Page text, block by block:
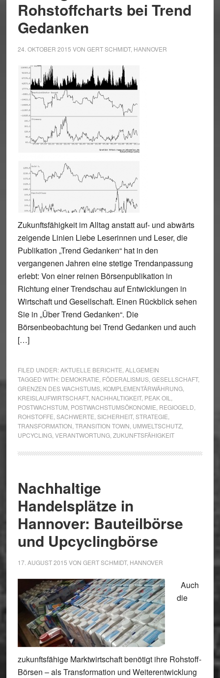
Rohstoffcharts bei Trend
Gedanken
24. OKTOBER 2015 VON GERT SCHMIDT, HANNOVER
Zukunftsfähigkeit im Alltag anstatt auf- und abwärts
zeigende Linien Liebe Leserinnen und Leser, die
Publikation „Trend Gedanken“ hat in den
vergangenen Jahren eine stetige Trendanpassung
erlebt: Von einer reinen Börsenpublikation in
Richtung einer Trendschau auf Entwicklungen in
Wirtschaft und Gesellschaft. Einen Rückblick sehen
Sie in „Über Trend Gedanken“. Die
Börsenbeobachtung bei Trend Gedanken und auch
[…]
FILED UNDER:AKTUELLE BERICHTE ALLGEMEIN
TAGGED WITH: DEMOKRATIE FÖDERALISMUS, GESELLSCHAFT,
GRENZEN DES WACHSTUMS, KOMPLEMENTÄRWÄHRUNG,
KREISLAUFWIRTSCHAFT, NACHHALTIGKEIT, PEAK OIL
POSTWACHSTUM POSTWACHSTUMSÖKONOMIE REGIOGELD
ROHSTOFFE SACHWERTE SICHERHEIT, STRATEGIE
TRANSFORMATION TRANSITION TOWN UMWELTSCHUTZ,
UPCYCLING, VERANTWORTUNG, ZUKUNFTSFÄHIGKEIT
Nachhaltige
Handelsplätze in
Hannover: Bauteilbörse
und Upcyclingbörse
17. AUGUST 2015 VON GERT SCHMIDT, HANNOVER
Auch
die
zukunftsfähige Marktwirtschaft benötigt ihre Rohstoff-
Börsen – als Transformation und Weiterentwicklung